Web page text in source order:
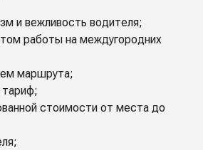
и вежливость водителя;
работы на междугородних
маршрута;
стоимости от места до